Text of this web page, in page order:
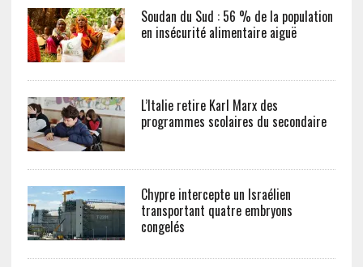
Soudan du Sud : 56 % de la population
en insécurité alimentaire aiguë
L’Italie retire Karl Marx des
programmes scolaires du secondaire
Chypre intercepte un Israélien
transportant quatre embryons
congelés